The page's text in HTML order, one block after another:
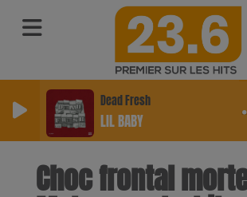
Dead Fresh
LIL BABY
Choc frontal